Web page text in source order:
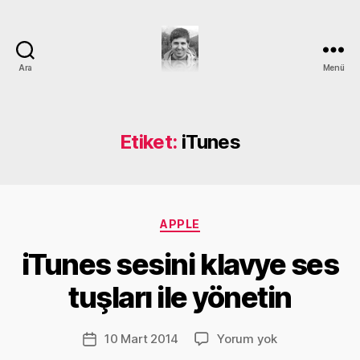
Ara Menü
Etiket: iTunes
Kategoriler
APPLE
iTunes sesini klavye ses
tuşları ile yönetin
Yazının
yazarı
a
r
D
e
Yazı10 Mart 2014 Yorum yokiTunes